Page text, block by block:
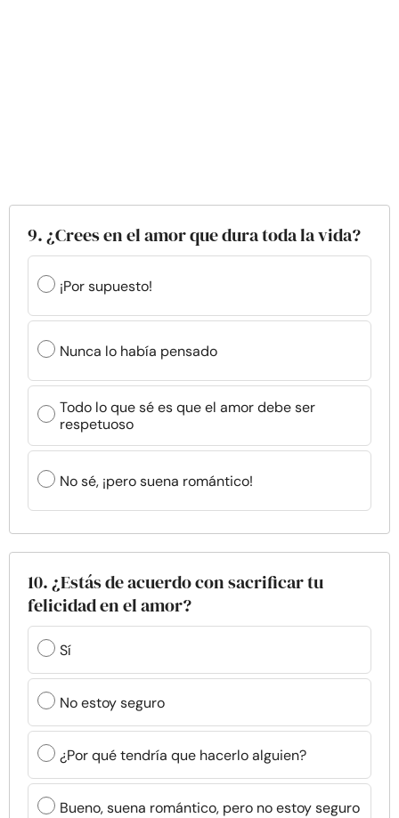
9. ¿Crees en el amor que dura toda la vida?
¡Por supuesto!
Nunca lo había pensado
Todo lo que sé es que el amor debe ser
respetuoso
No sé, ¡pero suena romántico!
10. ¿Estás de acuerdo con sacrificar tu
felicidad en el amor?
Sí
No estoy seguro
¿Por qué tendría que hacerlo alguien?
Bueno, suena romántico, pero no estoy seguro